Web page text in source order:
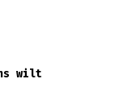
wilt